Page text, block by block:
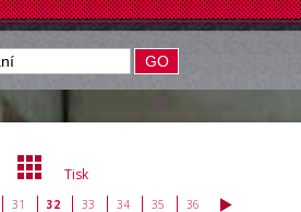
GO
Tisk
31 32 33 34 35 36